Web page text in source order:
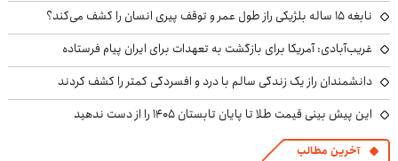
نابغه ۱۵ ساله بلژیکی راز طول عمر و توقف پیری انسان را کشف می‌کند؟
غریب‌آبادی: آمریکا برای بازگشت به تعهدات برای ایران پیام فرستاده
دانشمندان راز یک زندگی سالم با درد و افسردگی کمتر را کشف کردند
این پیش بینی قیمت طلا تا پایان تابستان ۱۴۰۵ را از دست ندهید
آخرین مطالب